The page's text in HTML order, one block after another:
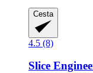
Cesta
4.5 (8)
Slice